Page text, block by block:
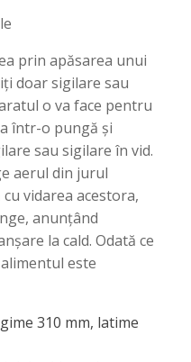
prin apăsarea unui
doar sigilare sau
o va face pentru
într-o pungă și
sau sigilare în vid.
aerul din jurul
vidarea acestora,
anunțând
la cald. Odată ce
este
310 mm, latime